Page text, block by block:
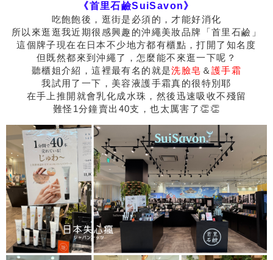
《首里石鹼SuiSavon》
吃飽飽後，逛街是必須的，才能好消化
所以來逛逛我近期很感興趣的沖繩美妝品牌「首里石鹼」
這個牌子現在在日本不少地方都有櫃點，打開了知名度
但既然都來到沖繩了，怎麼能不來逛一下呢？
聽櫃姐介紹，這裡最有名的就是洗臉皂 ＆ 護手霜
我試用了一下，美容液護手霜真的很特別耶
在手上推開就會乳化成水珠，然後迅速吸收不殘留
難怪1分鐘賣出40支，也太厲害了👏👏